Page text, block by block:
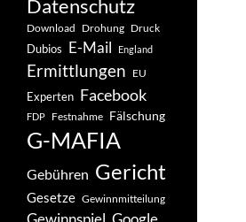
Datenschutz
Download Drohung Druck
Dubios E-Mail England
Ermittlungen EU
Experten Facebook
FDP Festnahme Fälschung
G-MAFIA
Gebühren Gericht
Gesetze Gewinnmitteilung